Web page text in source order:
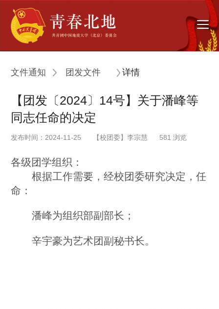
文件通知 团发文件 详情
【团发〔2024〕14号】关于潘峰等
同志任命的决定
发布时间：2024-11-25 【校团委】李宗慧 581 浏览
各级团学组织：
根据工作需要，经校团委研究决定，任
命：
潘峰为组织部副部长；
辛宇豪为艺术团副秘书长。